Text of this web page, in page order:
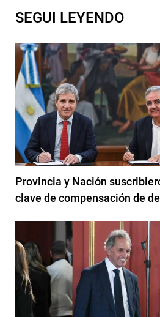
SEGUI LEYENDO
Provincia y Nación
clave de compensación de